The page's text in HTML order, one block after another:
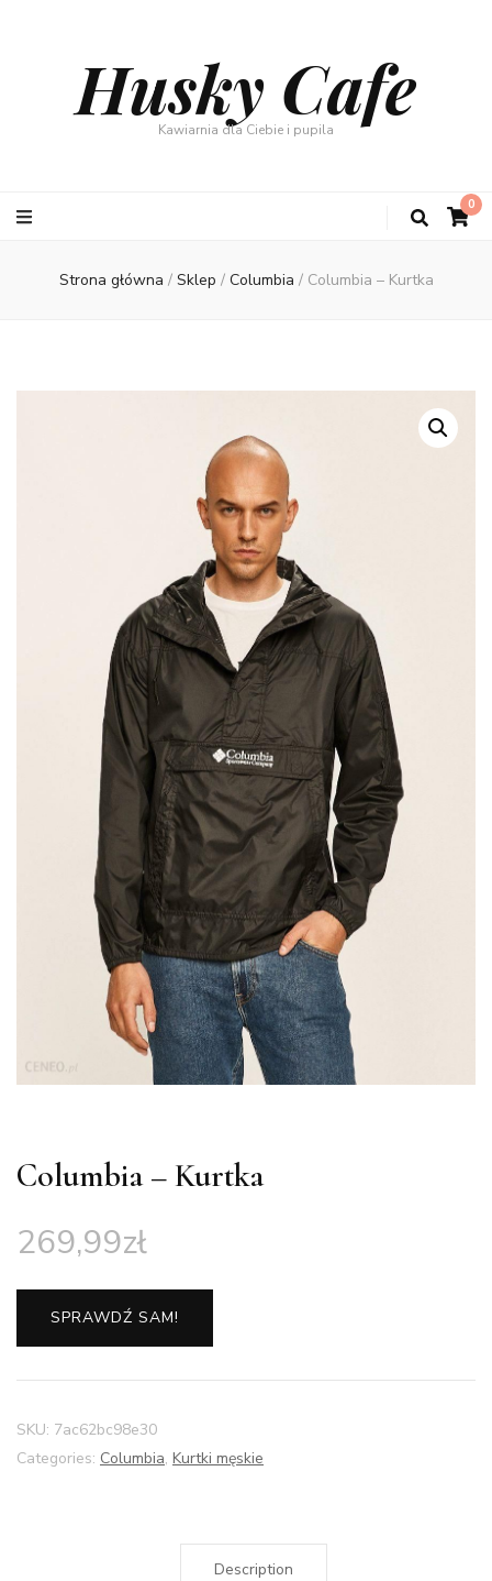
Husky Cafe
Kawiarnia dla Ciebie i pupila
0
Strona główna / Sklep / Columbia / Columbia – Kurtka
Columbia – Kurtka
269,99zł
SPRAWDŹ SAM!
SKU: 7ac62bc98e30
Categories: Columbia, Kurtki męskie
Description